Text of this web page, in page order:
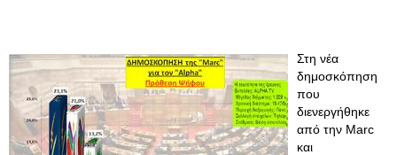
Στη νέα
δημοσκόπηση
που
διενεργήθηκε
από την Marc
και